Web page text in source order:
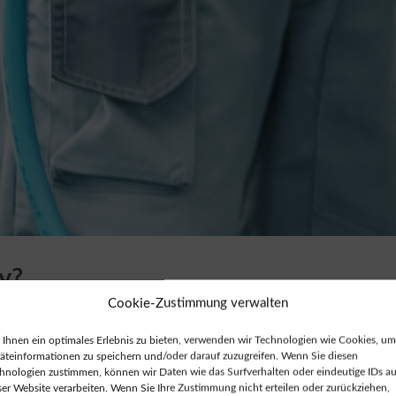
Cookie-Zustimmung verwalten
Ihnen ein optimales Erlebnis zu bieten, verwenden wir Technologien wie Cookies, um
zu speichern und/oder darauf zuzugreifen. Wenn Sie diesen
zustimmen, können wir Daten wie das Surfverhalten oder eindeutige IDs
Website verarbeiten. Wenn Sie Ihre Zustimmung nicht erteilen oder zurückziehen,
für das bidirektionale Laden vorbereitet ist. Die
von dem Hersteller später freigeschaltet werden.
Wallbox sichern Sie sich die Zukunftsfähigkeit Ihres